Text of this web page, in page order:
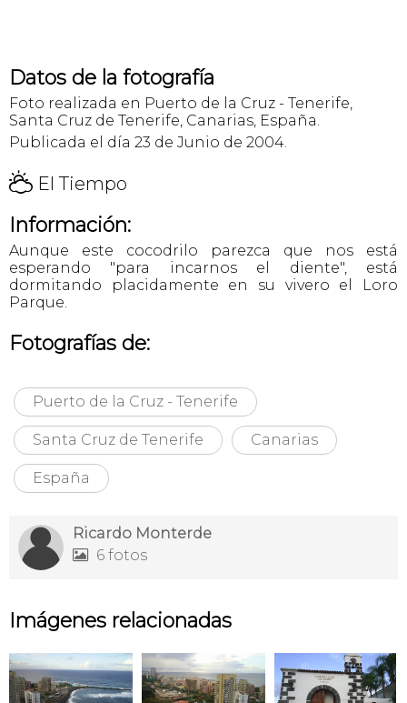
Datos de la fotografía
Foto realizada en Puerto de la Cruz - Tenerife,
Santa Cruz de Tenerife, Canarias, España.
Publicada el día 23 de Junio de 2004.
H El Tiempo
Información:
Aunque este cocodrilo parezca que nos está
esperando "para incarnos el diente", está
dormitando placidamente en su vivero el Loro
Parque.
Fotografías de:
Puerto de la Cruz - Tenerife
Santa Cruz de Tenerife Canarias
España
Ricardo Monterde
 6 fotos
Imágenes relacionadas